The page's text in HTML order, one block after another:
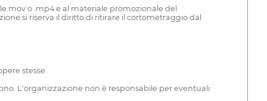
o .mp4 e al materiale promozionale del
si riserva il diritto di ritirare il cortometraggio dal
stesse.
L'organizzazione non è responsabile per eventuali